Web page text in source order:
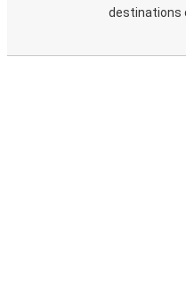
destinations